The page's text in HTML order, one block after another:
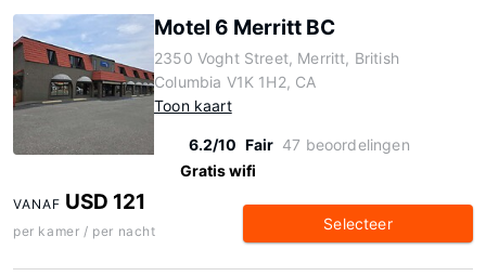
Motel 6 Merritt BC
2350 Voght Street, Merritt, British
Columbia V1K 1H2, CA
Toon kaart
6.2/10 Fair 47 beoordelingen
Gratis wifi
VANAF USD 121
per kamer / per nacht Selecteer